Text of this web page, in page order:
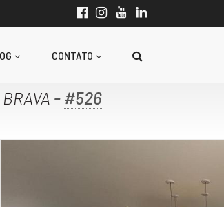
CONTATO
- #526